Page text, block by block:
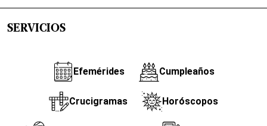
SERVICIOS
Efemérides Cumpleaños
Crucigramas Horóscopos